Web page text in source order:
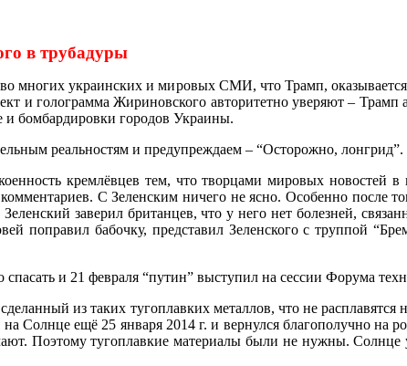
в трубадуры
многих украинских и мировых СМИ, что Трамп,
и голограмма Жириновского авторитетно уверяют –
и бомбардировки городов Украины.
реальностям и предупреждаем – “Осторожно,
кремлёвцев тем, что творцами мировых
С Зеленским ничего не ясно. Особенно после
заверил британцев, что у него нет болезней,
поправил бабочку, представил Зеленского с труппой
и 21 февраля “путин” выступил на сессии Форума
из таких тугоплавких металлов, что не расплавятся
ещё 25 января 2014 г. и вернулся благополучно на
Поэтому тугоплавкие материалы были не нужны.